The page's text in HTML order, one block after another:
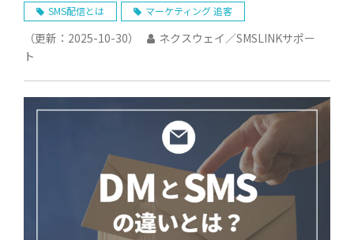
つのポイントを解説
SMS配信とは マーケティング 追客
（更新： 2025-10-30）
ネクスウェイ／SMSLINKサポー
ト